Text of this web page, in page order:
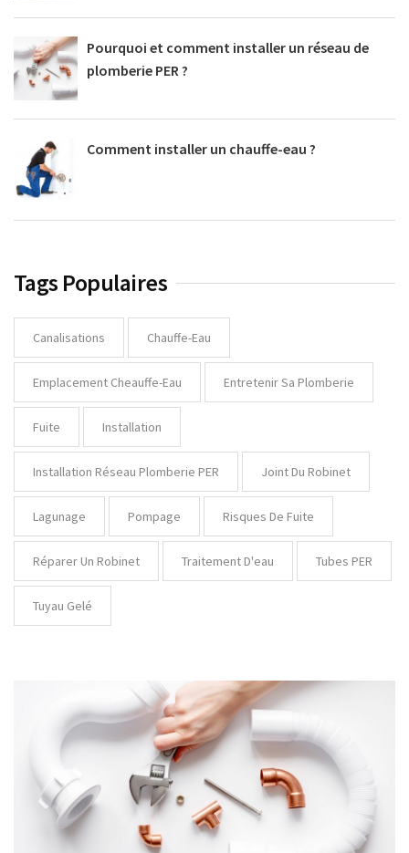
Pourquoi et comment installer un réseau de
plomberie PER ?
Comment installer un chauffe-eau ?
Tags Populaires
Canalisations Chauffe-Eau
Emplacement Cheauffe-Eau Entretenir Sa Plomberie
Fuite Installation
Installation Réseau Plomberie PER Joint Du Robinet
Lagunage Pompage Risques De Fuite
Réparer Un Robinet Traitement D'eau Tubes PER
Tuyau Gelé